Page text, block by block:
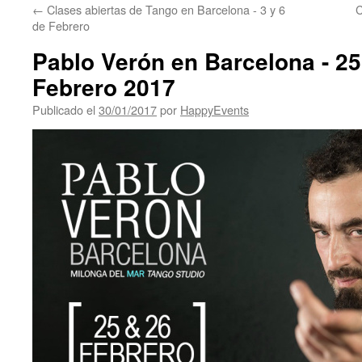
← Clases abiertas de Tango en Barcelona - 3 y 6
de Febrero
Pablo Verón en Barcelona -
Febrero 2017
Publicado el 30/01/2017por HappyEvents